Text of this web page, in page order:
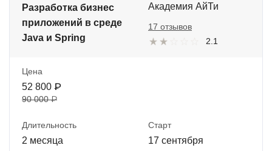
Разработка бизнес
приложений в среде
Java и Spring
Академия АйТи
2.1
17 отзывов
Цена
52 800 ₽
90 000 ₽
Длительность
2 месяца
Старт
17 сентября